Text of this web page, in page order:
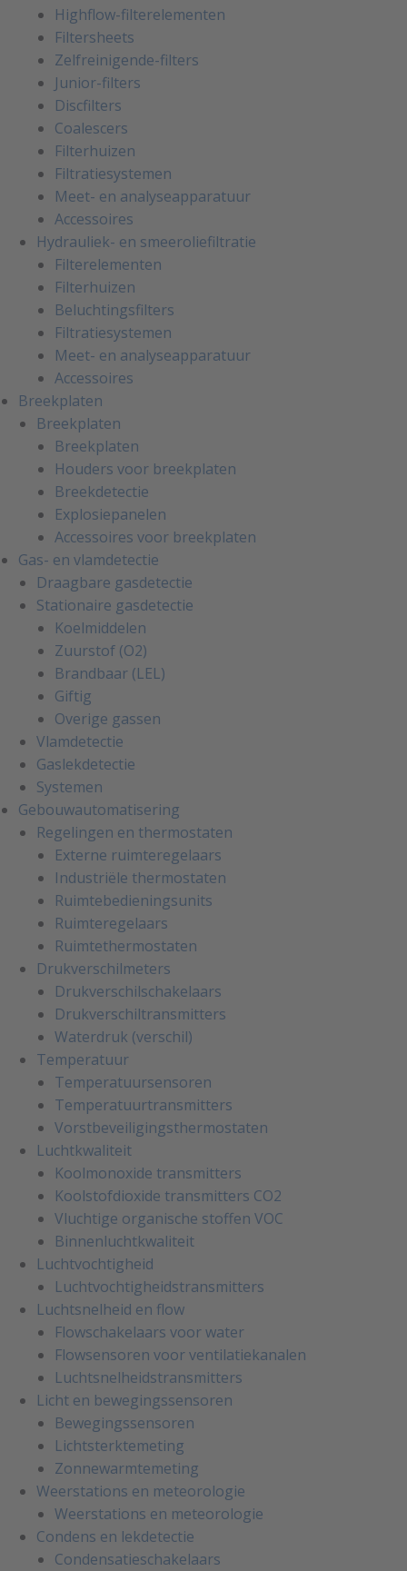
Highflow-filterelementen
Filtersheets
Zelfreinigende-filters
Junior-filters
Discfilters
Coalescers
Filterhuizen
Filtratiesystemen
Meet- en analyseapparatuur
Accessoires
Hydrauliek- en smeeroliefiltratie
Filterelementen
Filterhuizen
Beluchtingsfilters
Filtratiesystemen
Meet- en analyseapparatuur
Accessoires
Breekplaten
Breekplaten
Breekplaten
Houders voor breekplaten
Breekdetectie
Explosiepanelen
Accessoires voor breekplaten
Gas- en vlamdetectie
Draagbare gasdetectie
Stationaire gasdetectie
Koelmiddelen
Zuurstof (O2)
Brandbaar (LEL)
Giftig
Overige gassen
Vlamdetectie
Gaslekdetectie
Systemen
Gebouwautomatisering
Regelingen en thermostaten
Externe ruimteregelaars
Industriële thermostaten
Ruimtebedieningsunits
Ruimteregelaars
Ruimtethermostaten
Drukverschilmeters
Drukverschilschakelaars
Drukverschiltransmitters
Waterdruk (verschil)
Temperatuur
Temperatuursensoren
Temperatuurtransmitters
Vorstbeveiligingsthermostaten
Luchtkwaliteit
Koolmonoxide transmitters
Koolstofdioxide transmitters CO2
Vluchtige organische stoffen VOC
Binnenluchtkwaliteit
Luchtvochtigheid
Luchtvochtigheidstransmitters
Luchtsnelheid en flow
Flowschakelaars voor water
Flowsensoren voor ventilatiekanalen
Luchtsnelheidstransmitters
Licht en bewegingssensoren
Bewegingssensoren
Lichtsterktemeting
Zonnewarmtemeting
Weerstations en meteorologie
Weerstations en meteorologie
Condens en lekdetectie
Condensatieschakelaars